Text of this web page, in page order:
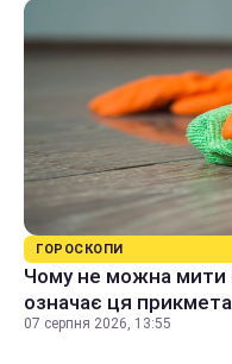
ГОРОСКОПИ
Чому не можна мити
означає ця
07 серпня 2026, 13:55